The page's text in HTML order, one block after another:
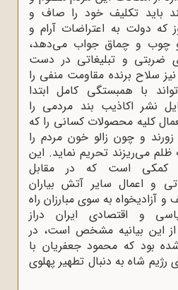
باید تکلیف خود را صاف و
که دولت به اعتراضات آرام و
و چوب و چماق جواب می‌دهد،
ضربتی و تبلیغاتی در دست
سلاح برنده مقاومت منفی را
با همبستگی کامل ابتدا
نشر اکاذیب بند مردمی را
کلیه محصولات کسانی را که
و چون زالو خون مردم را
می‌ریزند تحریم نماید. این
کمکی است که در مقابل
و اعمال سایر آتش بیاران
آزادیخواه به سوی مبارزان راه
و اقتصادی ایران دراز
این بیانیه مشخص است، در
بود که محمود جعفریان با
شاه به دنبال تطهیر پهلوی